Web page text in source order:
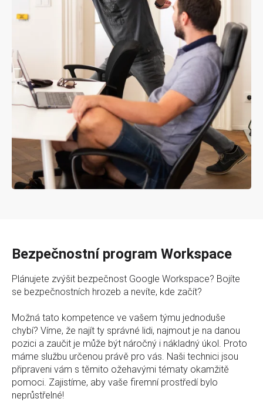
Bezpečnostní program Workspace
Plánujete zvýšit bezpečnost Google Workspace? Bojíte
se bezpečnostních hrozeb a nevíte, kde začít?
Možná tato kompetence ve vašem týmu jednoduše
chybí? Víme, že najít ty správné lidi, najmout je na danou
pozici a zaučit je může být náročný i nákladný úkol. Proto
máme službu určenou právě pro vás. Naši technici jsou
připraveni vám s těmito ožehavými tématy okamžitě
pomoci. Zajistíme, aby vaše firemní prostředí bylo
neprůstřelné!